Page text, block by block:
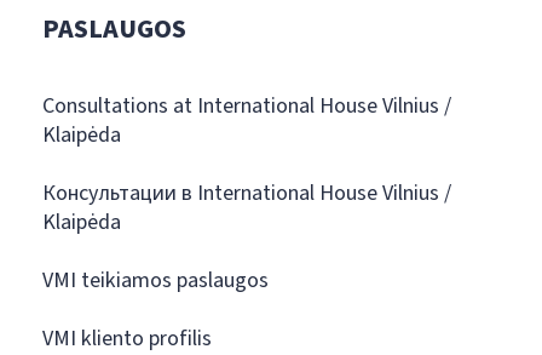
PASLAUGOS
Consultations at International House Vilnius /
Klaipėda
Консультации в International House Vilnius /
Klaipėda
VMI teikiamos paslaugos
VMI kliento profilis